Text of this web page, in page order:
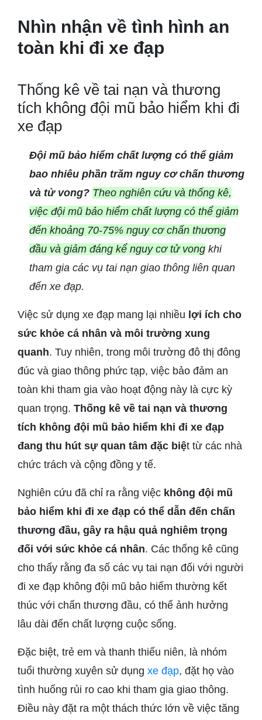
Nhìn nhận về tình hình an
toàn khi đi xe đạp
Thống kê về tai nạn và thương
tích không đội mũ bảo hiểm khi đi
xe đạp
Đội mũ bảo hiểm chất lượng có thể giảm
bao nhiêu phần trăm nguy cơ chấn thương
và tử vong? Theo nghiên cứu và thống kê,
việc đội mũ bảo hiểm chất lượng có thể giảm
đến khoảng 70-75% nguy cơ chấn thương
đầu và giảm đáng kể nguy cơ tử vong khi
tham gia các vụ tai nạn giao thông liên quan
đến xe đạp.
Việc sử dụng xe đạp mang lại nhiều lợi ích cho
sức khỏe cá nhân và môi trường xung
quanh. Tuy nhiên, trong môi trường đô thị đông
đúc và giao thông phức tạp, việc bảo đảm an
toàn khi tham gia vào hoạt động này là cực kỳ
quan trọng. Thống kê về tai nạn và thương
tích không đội mũ bảo hiểm khi đi xe đạp
đang thu hút sự quan tâm đặc biệt từ các nhà
chức trách và cộng đồng y tế.
Nghiên cứu đã chỉ ra rằng việc không đội mũ
bảo hiểm khi đi xe đạp có thể dẫn đến chấn
thương đầu, gây ra hậu quả nghiêm trọng
đối với sức khỏe cá nhân. Các thống kê cũng
cho thấy rằng đa số các vụ tai nạn đối với người
đi xe đạp không đội mũ bảo hiểm thường kết
thúc với chấn thương đầu, có thể ảnh hưởng
lâu dài đến chất lượng cuộc sống.
Đặc biệt, trẻ em và thanh thiếu niên, là nhóm
tuổi thường xuyên sử dụng xe đạp, đặt họ vào
tình huống rủi ro cao khi tham gia giao thông.
Điều này đặt ra một thách thức lớn về việc tăng